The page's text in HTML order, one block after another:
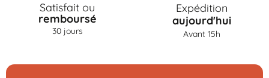
Satisfait ou
remboursé
30 jours
Expédition
aujourd'hui
Avant 15h